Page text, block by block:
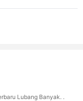
Lubang Banyak. .